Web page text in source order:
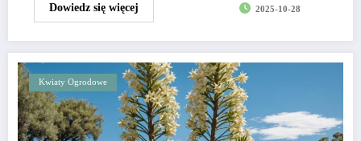
Dowiedz się więcej 2025-10-28
Kwiaty Ogrodowe